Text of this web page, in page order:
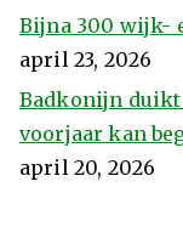
Bijna 300 wijk-
april 23, 2026
Badkonijn duikt
voorjaar kan
april 20, 2026